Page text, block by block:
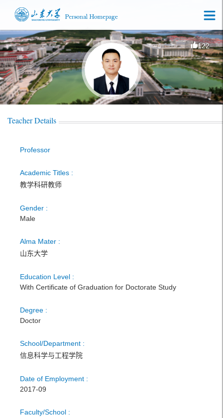
122
Teacher Details
Professor
Academic Titles :
教学科研教师
Gender :
Male
Alma Mater :
山东大学
Education Level :
With Certificate of Graduation for Doctorate Study
Degree :
Doctor
School/Department :
信息科学与工程学院
Date of Employment :
2017-09
Faculty/School :